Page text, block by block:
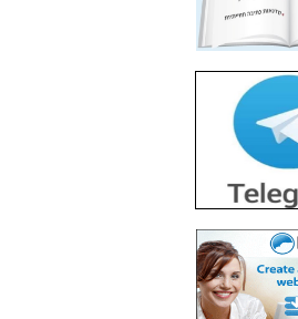
של "תיק
בתחום
שלא
בעניין
נסבל) -
קרא
סלקום
אישר
כאן